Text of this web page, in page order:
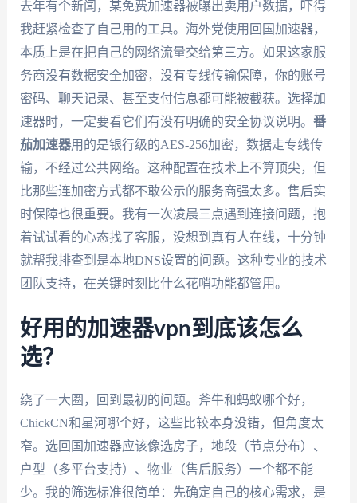
去年有个新闻，某免费加速器被曝出卖用户数据，吓得
我赶紧检查了自己用的工具。海外党使用回国加速器，
本质上是在把自己的网络流量交给第三方。如果这家服
务商没有数据安全加密，没有专线传输保障，你的账号
密码、聊天记录、甚至支付信息都可能被截获。选择加
速器时，一定要看它们有没有明确的安全协议说明。 番
茄加速器用的是银行级的AES-256加密，数据走专线传
输，不经过公共网络。这种配置在技术上不算顶尖，但
比那些连加密方式都不敢公示的服务商强太多。售后实
时保障也很重要。我有一次凌晨三点遇到连接问题，抱
着试试看的心态找了客服，没想到真有人在线，十分钟
就帮我排查到是本地DNS设置的问题。这种专业的技术
团队支持，在关键时刻比什么花哨功能都管用。
好用的加速器vpn到底该怎么
选？
绕了一大圈，回到最初的问题。斧牛和蚂蚁哪个好，
ChickCN和星河哪个好，这些比较本身没错，但角度太
窄。选回国加速器应该像选房子，地段（节点分布）、
户型（多平台支持）、物业（售后服务）一个都不能
少。我的筛选标准很简单：先确定自己的核心需求，是